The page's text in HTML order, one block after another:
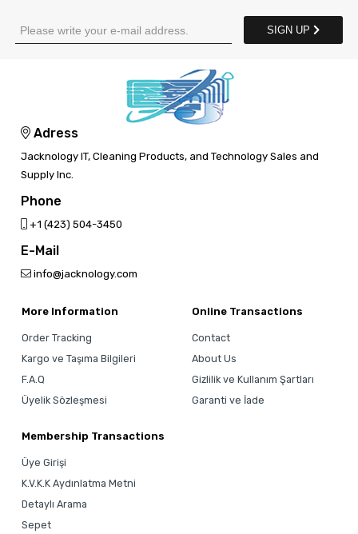
SIGN UP
Adress
Jacknology IT, Cleaning Products, and Technology Sales and
Supply Inc.
Phone
‎+1 (423) 504-3450
E-Mail
info@jacknology.com
More Information
Order Tracking
Kargo ve Taşıma Bilgileri
F.A.Q
Üyelik Sözleşmesi
Online Transactions
Contact
About Us
Gizlilik ve Kullanım Şartları
Garanti ve İade
Membership Transactions
Üye Girişi
K.V.K.K Aydınlatma Metni
Detaylı Arama
Sepet